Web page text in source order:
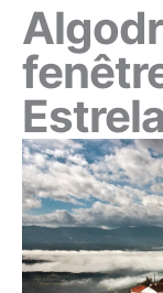
Estrela